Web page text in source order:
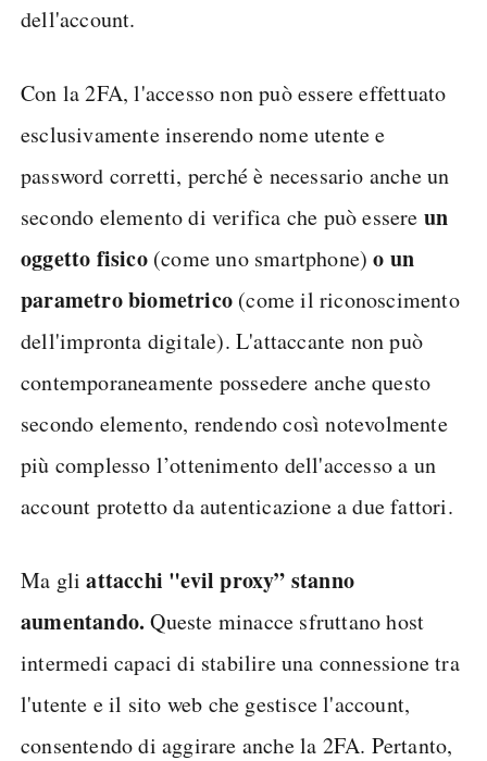
dell'account.
Con la 2FA, l'accesso non può essere effettuato
esclusivamente inserendo nome utente e
password corretti, perché è necessario anche un
secondo elemento di verifica che può essere un
oggetto fisico (come uno smartphone)o un
parametro biometrico (come il riconoscimento
dell'impronta digitale). L'attaccante non può
contemporaneamente possedere anche questo
secondo elemento, rendendo così notevolmente
più complesso l’ottenimento dell'accesso a un
account protetto da autenticazione a due fattori.
Ma gliattacchi "evil proxy” stanno
aumentando.Queste minacce sfruttano host
intermedi capaci di stabilire una connessione tra
l'utente e il sito web che gestisce l'account,
consentendo di aggirare anche la 2FA. Pertanto,